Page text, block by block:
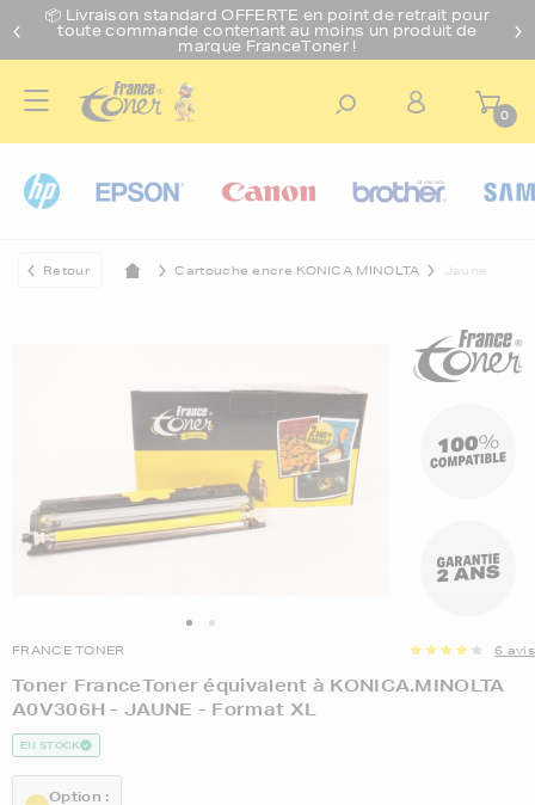
📦 Livraison standard OFFERTE en point de retrait pour
toute commande contenant au moins un produit de
marque FranceToner !
0
Retour Cartouche encre KONICA MINOLTA Jaune
FRANCE TONER 6 avis
Toner FranceToner équivalent à KONICA.MINOLTA
A0V306H - JAUNE - Format XL
EN STOCK
Option :